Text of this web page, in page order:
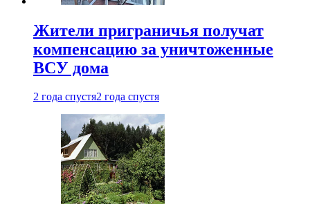
Жители приграничья получат
компенсацию за уничтоженные
ВСУ дома
2 года спустя2 года спустя